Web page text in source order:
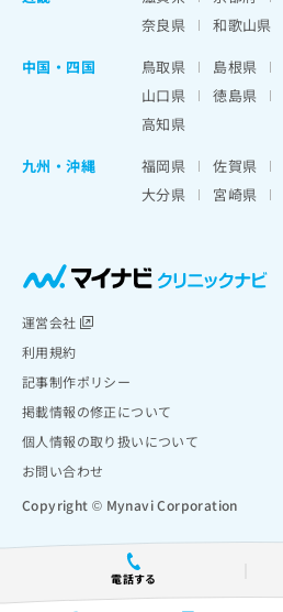
電話する
奈良県
和歌山県
中国・四国
鳥取県 島根県
山口県
徳島県
高知県
九州・沖縄
福岡県 佐賀県
大分県
宮崎県
運営会社
利用規約
記事制作ポリシー
掲載情報の修正について
個人情報の取り扱いについて
お問い合わせ
Copyright © Mynavi Corporation